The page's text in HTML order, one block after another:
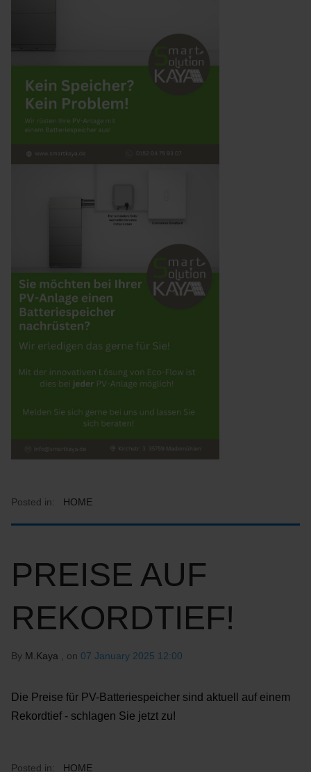
Posted in: HOME
PREISE AUF
REKORDTIEF!
By M.Kaya , on 07 January 2025 12:00
Die Preise für PV-Batteriespeicher sind aktuell auf einem
Rekordtief - schlagen Sie jetzt zu!
Posted in: HOME